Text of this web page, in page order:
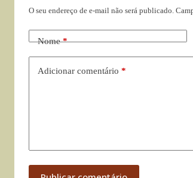
O seu endereço de e-mail não será publicado.
Nome*
Adicionar comentário *